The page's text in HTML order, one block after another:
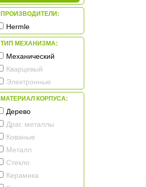
ПРОИЗВОДИТЕЛИ:
Hermle
ТИП МЕХАНИЗМА:
Механический
Кварцевый
Электронные
МАТЕРИАЛ КОРПУСА:
Дерево
Драг. металлы
Кованые
Металл
Стекло
Керамика